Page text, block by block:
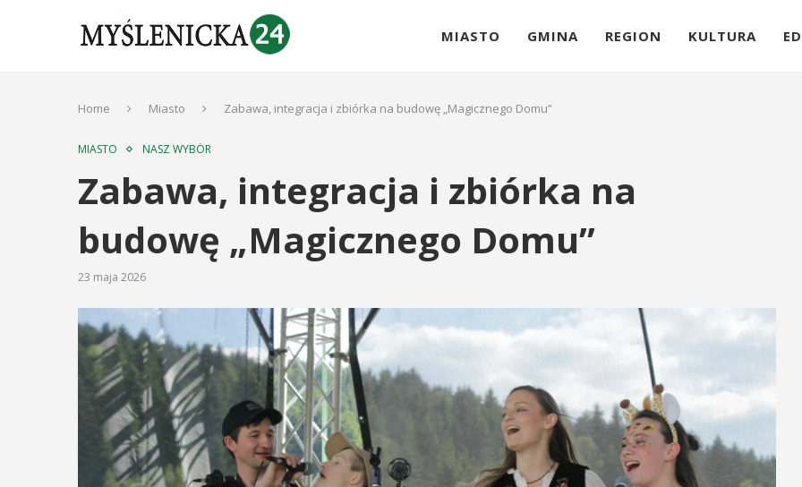
MIASTO GMINA REGION KULTURA
Home Miasto Zabawa, integracja i zbiórka na budowę „Magicznego Domu”
MIASTO NASZ WYBÓR
Zabawa, integracja i zbiórka na
budowę „Magicznego Domu”
23 maja 2026